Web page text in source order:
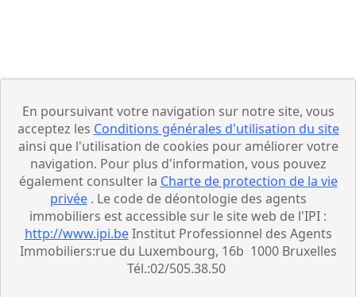
En poursuivant votre navigation sur notre site, vous
acceptez les Conditions générales d'utilisation du site
ainsi que l'utilisation de cookies pour améliorer votre
navigation. Pour plus d'information, vous pouvez
également consulter la Charte de protection de la vie
privée. Le code de déontologie des agents
immobiliers est accessible sur le site web de l'IPI :
http://www.ipi.beInstitut Professionnel des Agents
Immobiliers:rue du Luxembourg, 16b 1000 Bruxelles
Tél.:02/505.38.50